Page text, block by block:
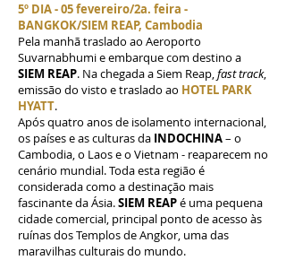
5º DIA - 05 fevereiro/2a. feira -
BANGKOK/SIEM REAP, Cambodia
Pela manhã traslado ao Aeroporto
Suvarnabhumi e embarque com destino a
SIEM REAP. Na chegada a Siem Reap,fast track,
emissão do visto e traslado ao HOTEL PARK
HYATT.
Após quatro anos de isolamento internacional,
os países e as culturas da INDOCHINA– o
Cambodia, o Laos e o Vietnam - reaparecem no
cenário mundial. Toda esta região é
considerada como a destinação mais
fascinante da Ásia.SIEM REAPé uma pequena
cidade comercial, principal ponto de acesso às
ruínas dos Templos de Angkor, uma das
maravilhas culturais do mundo.